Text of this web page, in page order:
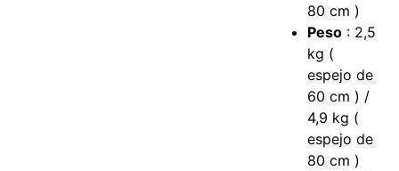
80 cm )
Peso : 2,5
kg (
espejo de
60 cm ) /
4,9 kg (
espejo de
80 cm )